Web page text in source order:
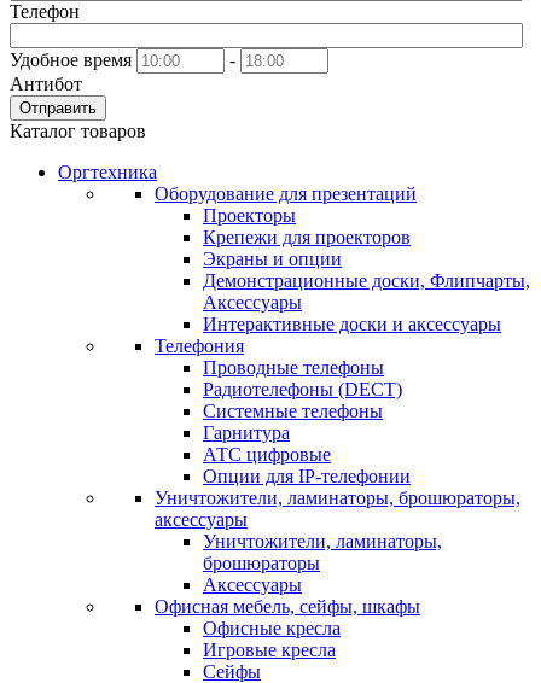
Телефон
Удобное время
-
Антибот
Отправить
Каталог товаров
Оргтехника
Оборудование для презентаций
Проекторы
Крепежи для проекторов
Экраны и опции
Демонстрационные доски, Флипчарты,
Аксессуары
Интерактивные доски и аксессуары
Телефония
Проводные телефоны
Радиотелефоны (DECT)
Системные телефоны
Гарнитура
АТС цифровые
Опции для IP-телефонии
Уничтожители, ламинаторы, брошюраторы,
аксессуары
Уничтожители, ламинаторы,
брошюраторы
Аксессуары
Офисная мебель, сейфы, шкафы
Офисные кресла
Игровые кресла
Сейфы